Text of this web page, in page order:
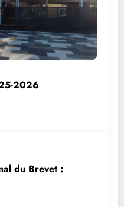
2026
du Brevet :